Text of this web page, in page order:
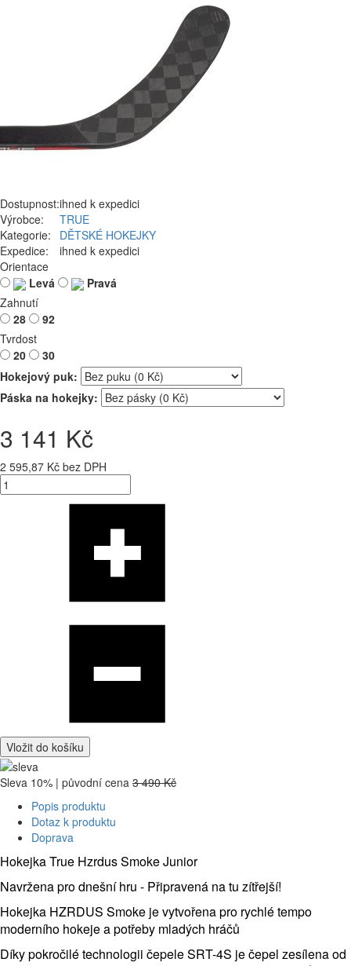
Dostupnost:ihned k expedici
Výrobce:
TRUE
Kategorie:
DĚTSKÉ HOKEJKY
Expedice:
ihned k expedici
Orientace
Levá
Pravá
Zahnutí
28
92
Tvrdost
20
30
Hokejový puk:
Páska na hokejky:
3 141 Kč
2 595,87 Kč bez DPH
Vložit do košíku
Sleva 10% | původní cena 3 490 Kč
Popis produktu
Dotaz k produktu
Doprava
Hokejka True Hzrdus Smoke Junior
Navržena pro dnešní hru - Připravená na tu zítřejší!
Hokejka HZRDUS Smoke je vytvořena pro rychlé tempo
moderního hokeje a potřeby mladých hráčů
Díky pokročilé technologii čepele SRT-4S je čepel zesílena od